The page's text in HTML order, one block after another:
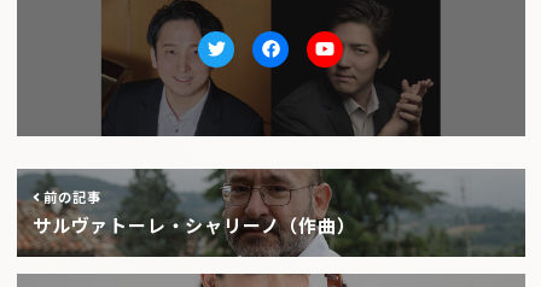
TwitterfacebookYoutube
前の記事
サルヴァトーレ・シャリーノ（作曲）